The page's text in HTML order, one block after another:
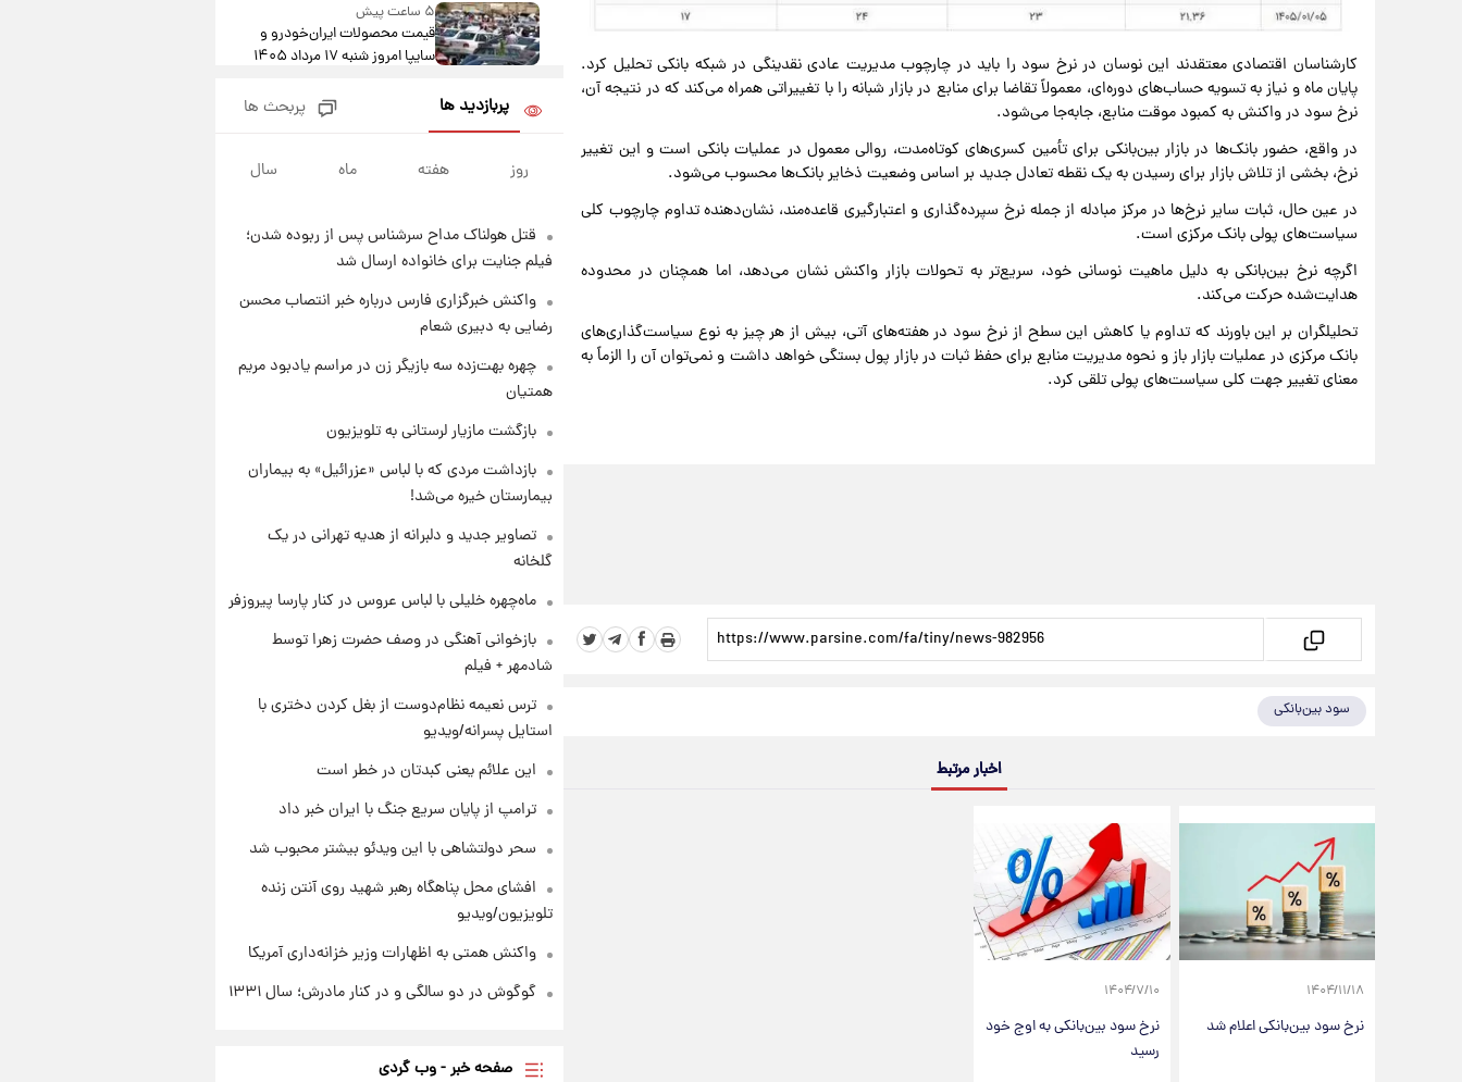
کارشناسان اقتصادی معتقدند این نوسان در نرخ سود را باید در چارچوب مدیریت عادی نقدینگی در شبکه بانکی تحلیل کرد.
پایان ماه و نیاز به تسویه حساب‌های دوره‌ای، معمولاً تقاضا برای منابع در بازار شبانه را با تغییراتی همراه می‌کند که در نتیجه آن،
نرخ سود در واکنش به کمبود موقت منابع، جابه‌جا می‌شود.
در واقع، حضور بانک‌ها در بازار بین‌بانکی برای تأمین کسری‌های کوتاه‌مدت، روالی معمول در عملیات بانکی است و این تغییر
نرخ، بخشی از تلاش بازار برای رسیدن به یک نقطه تعادل جدید بر اساس وضعیت ذخایر بانک‌ها محسوب می‌شود.
در عین حال، ثبات سایر نرخ‌ها در مرکز مبادله از جمله نرخ سپرده‌گذاری و اعتبارگیری قاعده‌مند، نشان‌دهنده تداوم چارچوب کلی
سیاست‌های پولی بانک مرکزی است.
اگرچه نرخ بین‌بانکی به دلیل ماهیت نوسانی خود، سریع‌تر به تحولات بازار واکنش نشان می‌دهد، اما همچنان در محدوده
هدایت‌شده حرکت می‌کند.
تحلیلگران بر این باورند که تداوم یا کاهش این سطح از نرخ سود در هفته‌های آتی، بیش از هر چیز به نوع سیاست‌گذاری‌های
بانک مرکزی در عملیات بازار باز و نحوه مدیریت منابع برای حفظ ثبات در بازار پول بستگی خواهد داشت و نمی‌توان آن را الزماً به
معنای تغییر جهت کلی سیاست‌های پولی تلقی کرد.
سود بین‌بانکی
اخبار مرتبط
۱۴۰۴/۱۱/۱۸
نرخ سود بین‌بانکی اعلام شد
۱۴۰۴/۷/۱۰
نرخ سود بین‌بانکی به اوج خود
رسید
۵ ساعت پیش
قیمت محصولات ایران‌خودرو و
سایپا امروز شنبه ۱۷ مرداد ۱۴۰۵
یک پیش ‌بینی مهم برای قیمت
۱۹ ساعت پیش
۱ روز پیش
تصاویر کمتر دیده‌شده از شهیدان
حاجی‌زاده و باقری؛ فرماندهان
شهید هوافضای ایران
۱ روز پیش
قیمت خودروهای سایپا تغییر کرد؛
لیست قیمت جمعه ۱۶ مرداد
پربازدید ها پربحث ها
روز هفته ماه سال
قتل هولناک مداح سرشناس پس از ربوده شدن؛
فیلم جنایت برای خانواده ارسال شد
واکنش خبرگزاری فارس درباره خبر انتصاب محسن
رضایی به دبیری شعام
چهره بهت‌زده سه بازیگر زن در مراسم یادبود مریم
همتیان
بازگشت مازیار لرستانی به تلویزیون
بازداشت مردی که با لباس «عزرائیل» به بیماران
بیمارستان خیره می‌شد!
تصاویر جدید و دلبرانه از هدیه تهرانی در یک
گلخانه
ماه‌چهره خلیلی با لباس عروس در کنار پارسا پیروزفر
بازخوانی آهنگی در وصف حضرت زهرا توسط
شادمهر + فیلم
ترس نعیمه نظام‌دوست از بغل کردن دختری با
استایل پسرانه/ویدیو
این علائم یعنی کبدتان در خطر است
ترامپ از پایان سریع جنگ با ایران خبر داد
سحر دولتشاهی با این ویدئو بیشتر محبوب شد
افشای محل پناهگاه‌ رهبر شهید روی آنتن زنده
تلویزیون/ویدیو
واکنش همتی به اظهارات وزیر خزانه‌داری آمریکا
گوگوش در دو سالگی و در کنار مادرش؛ سال ۱۳۳۱
صفحه خبر - وب گردی